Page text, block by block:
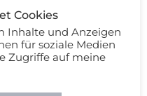
Cookies
Inhalte und Anzeigen
für soziale Medien
Zugriffe auf meine